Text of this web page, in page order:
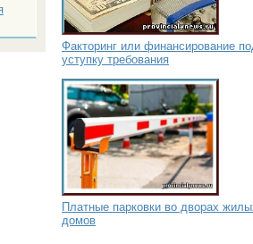
Факторинг или финансирование
уступку требования
Платные парковки во дворах
домов